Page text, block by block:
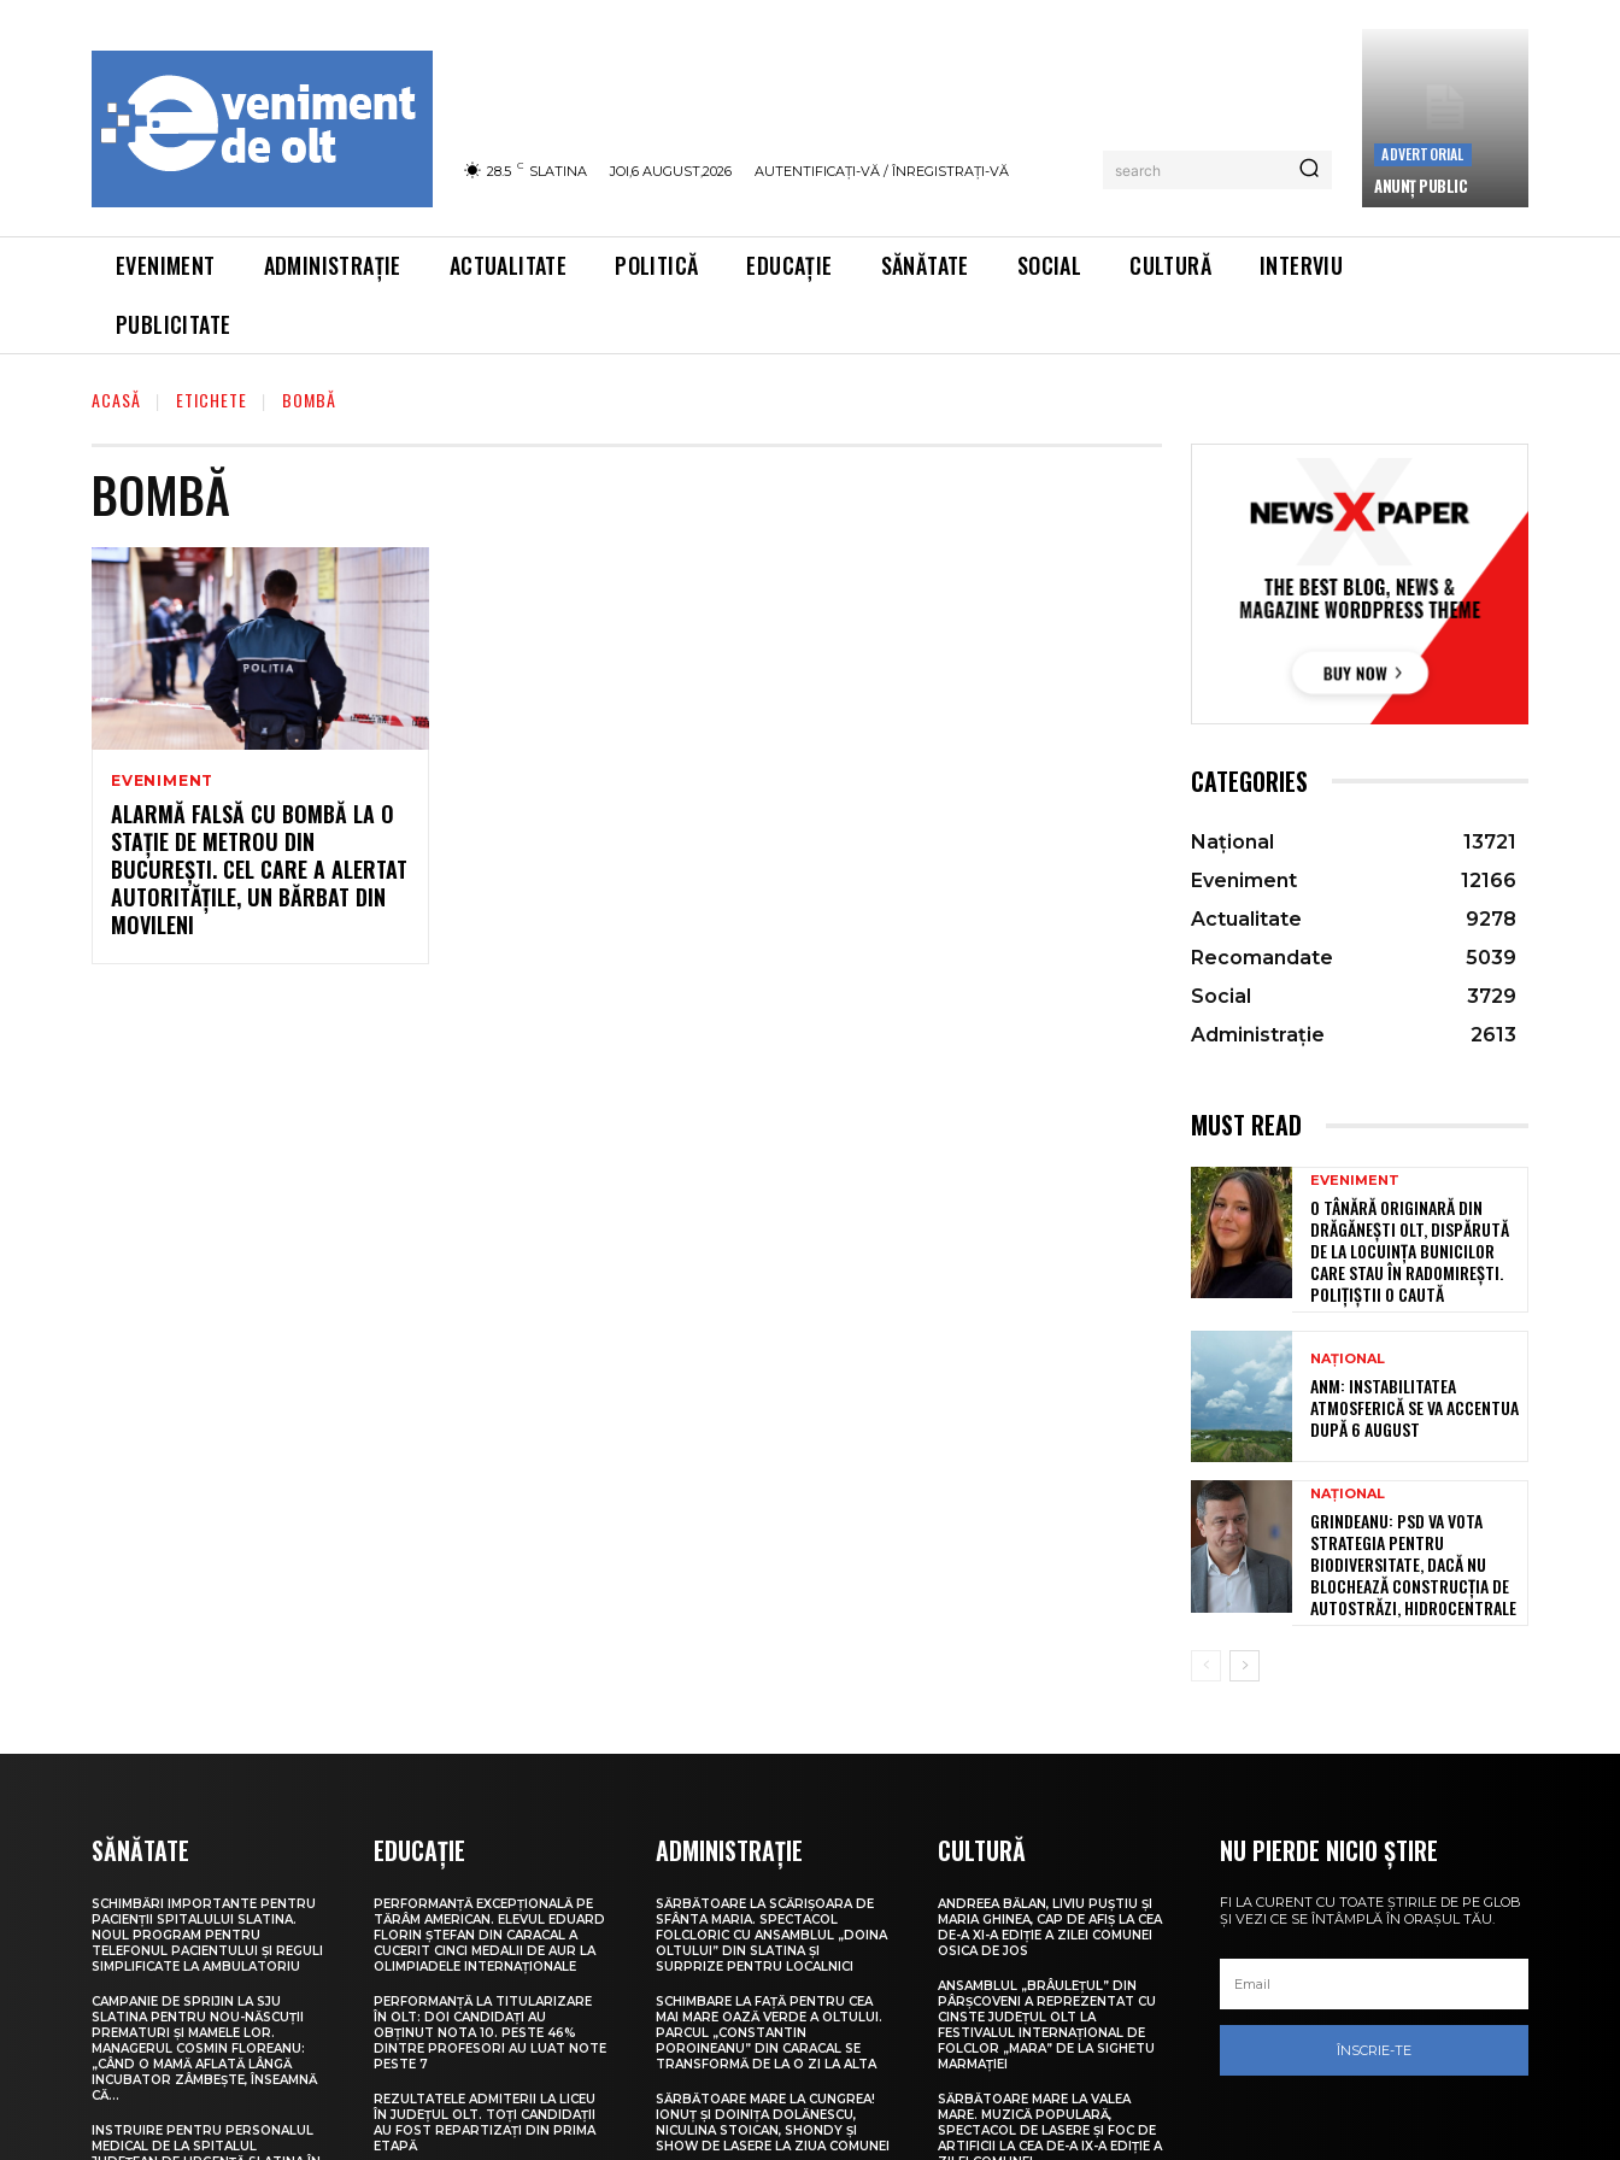
28.5 C SLATINA JOI,6 AUGUST,2026 AUTENTIFICAȚI-VĂ / ÎNREGISTRAȚI-VĂ search
ADVERTORIAL
ANUNȚ PUBLIC
EVENIMENT ADMINISTRAȚIE ACTUALITATE POLITICĂ EDUCAȚIE SĂNĂTATE SOCIAL CULTURĂ
INTERVIU
PUBLICITATE
ACASĂ ETICHETE BOMBĂ
BOMBĂ
EVENIMENT
ALARMĂ FALSĂ CU BOMBĂ LA O
STAŢIE DE METROU DIN
BUCUREŞTI. CEL CARE A ALERTAT
AUTORITĂŢILE, UN BĂRBAT DIN
MOVILENI
CATEGORIES
Național
13721
Eveniment
12166
Actualitate
9278
Recomandate
5039
Social
3729
Administrație
2613
MUST READ
EVENIMENT
O TÂNĂRĂ ORIGINARĂ DIN
DRĂGĂNEȘTI OLT, DISPĂRUTĂ
DE LA LOCUINȚA BUNICILOR
CARE STAU ÎN RADOMIREȘTI.
POLIȚIȘTII O CAUTĂ
NAȚIONAL
ANM: INSTABILITATEA
ATMOSFERICĂ SE VA ACCENTUA
DUPĂ 6 AUGUST
NAȚIONAL
GRINDEANU: PSD VA VOTA
STRATEGIA PENTRU
BIODIVERSITATE, DACĂ NU
BLOCHEAZĂ CONSTRUCȚIA DE
AUTOSTRĂZI, HIDROCENTRALE
SĂNĂTATE
SCHIMBĂRI IMPORTANTE PENTRU
PACIENȚII SPITALULUI SLATINA.
NOUL PROGRAM PENTRU
TELEFONUL PACIENTULUI ȘI REGULI
SIMPLIFICATE LA AMBULATORIU
CAMPANIE DE SPRIJIN LA SJU
SLATINA PENTRU NOU-NĂSCUȚII
PREMATURI ȘI MAMELE LOR.
MANAGERUL COSMIN FLOREANU:
„CÂND O MAMĂ AFLATĂ LÂNGĂ
INCUBATOR ZÂMBEȘTE, ÎNSEAMNĂ
CĂ...
INSTRUIRE PENTRU PERSONALUL
MEDICAL DE LA SPITALUL
EDUCAȚIE
PERFORMANȚĂ EXCEPȚIONALĂ PE
TĂRÂM AMERICAN. ELEVUL EDUARD
FLORIN ȘTEFAN DIN CARACAL A
CUCERIT CINCI MEDALII DE AUR LA
OLIMPIADELE INTERNAȚIONALE
PERFORMANȚĂ LA TITULARIZARE
ÎN OLT: DOI CANDIDAȚI AU
OBȚINUT NOTA 10. PESTE 46%
DINTRE PROFESORI AU LUAT NOTE
PESTE 7
REZULTATELE ADMITERII LA LICEU
ÎN JUDEȚUL OLT. TOȚI CANDIDAȚII
AU FOST REPARTIZAȚI DIN PRIMA
ETAPĂ
ADMINISTRAȚIE
SĂRBĂTOARE LA SCĂRIȘOARA DE
SFÂNTA MARIA. SPECTACOL
FOLCLORIC CU ANSAMBLUL „DOINA
OLTULUI” DIN SLATINA ȘI
SURPRIZE PENTRU LOCALNICI
SCHIMBARE LA FAȚĂ PENTRU CEA
MAI MARE OAZĂ VERDE A OLTULUI.
PARCUL „CONSTANTIN
POROINEANU” DIN CARACAL SE
TRANSFORMĂ DE LA O ZI LA ALTA
SĂRBĂTOARE MARE LA CUNGREA!
IONUȚ ȘI DOINIȚA DOLĂNESCU,
NICULINA STOICAN, SHONDY ȘI
SHOW DE LASERE LA ZIUA COMUNEI
CULTURĂ
ANDREEA BĂLAN, LIVIU PUȘTIU ȘI
MARIA GHINEA, CAP DE AFIȘ LA CEA
DE-A XI-A EDIȚIE A ZILEI COMUNEI
OSICA DE JOS
ANSAMBLUL „BRÂULEȚUL” DIN
PÂRȘCOVENI A REPREZENTAT CU
CINSTE JUDEȚUL OLT LA
FESTIVALUL INTERNAȚIONAL DE
FOLCLOR „MARA” DE LA SIGHETU
MARMAȚIEI
SĂRBĂTOARE MARE LA VALEA
MARE. MUZICĂ POPULARĂ,
SPECTACOL DE LASERE ȘI FOC DE
ARTIFICII LA CEA DE-A IX-A EDIȚIE A
NU PIERDE NICIO ȘTIRE
FI LA CURENT CU TOATE ȘTIRILE DE PE GLOB
ȘI VEZI CE SE ÎNTÂMPLĂ ÎN ORAȘUL TĂU.
ÎNSCRIE-TE